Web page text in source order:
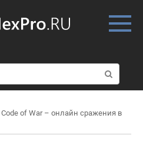
о
и
к
Code of War – онлайн сражения в